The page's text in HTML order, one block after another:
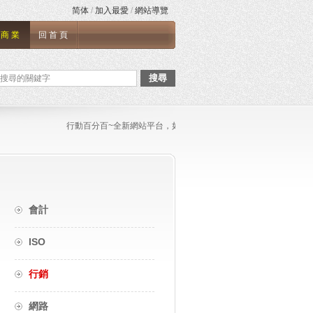
简体 / 加入最愛 /網站導覽
商業 回首頁
搜尋
行動百分百~全新網站平台，如果您需要張貼任何文章與連結，或是
會計
ISO
行銷
網路